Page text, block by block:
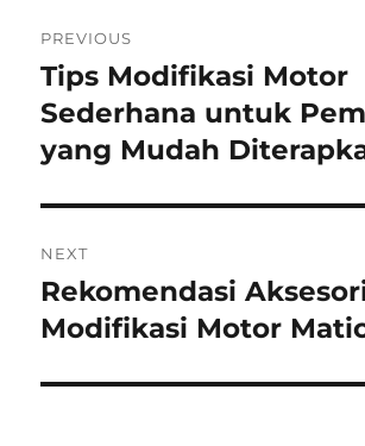
navigation
PREVIOUS
Previous
post:
Tips Modifikasi Motor
Sederhana untuk
yang Mudah
NEXT
Next
post:
Rekomendasi
Modifikasi Motor